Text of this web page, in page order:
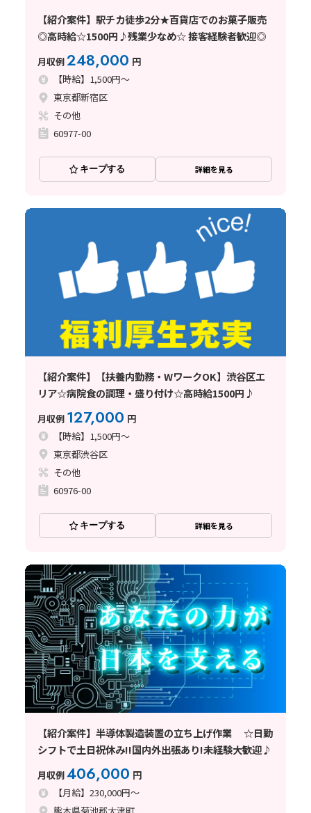
【紹介案件】駅チカ徒歩2分★百貨店でのお菓子販売
◎高時給☆1500円♪残業少なめ☆ 接客経験者歓迎◎
月収例248,000 円
【時給】1,500円～
東京都新宿区
その他
60977-00
キープする 詳細を見る
【紹介案件】【扶養内勤務・WワークOK】渋谷区エ
リア☆病院食の調理・盛り付け☆高時給1500円♪
月収例 127,000 円
【時給】1,500円～
東京都渋谷区
その他
60976-00
キープする 詳細を見る
【紹介案件】半導体製造装置の立ち上げ作業 ☆日勤
シフトで土日祝休み!!国内外出張あり!未経験大歓迎♪
月収例406,000 円
【月給】230,000円～